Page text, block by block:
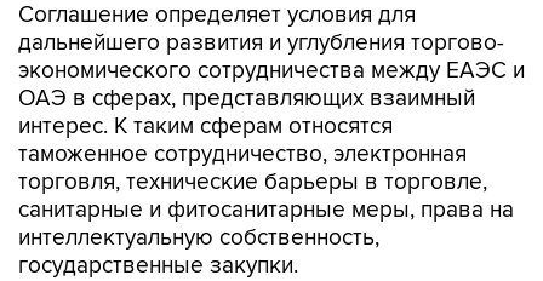
Соглашение определяет условия для
дальнейшего развития и углубления торгово-
экономического сотрудничества между ЕАЭС и
ОАЭ в сферах, представляющих взаимный
интерес. К таким сферам относятся
таможенное сотрудничество, электронная
торговля, технические барьеры в торговле,
санитарные и фитосанитарные меры, права на
интеллектуальную собственность,
государственные закупки.